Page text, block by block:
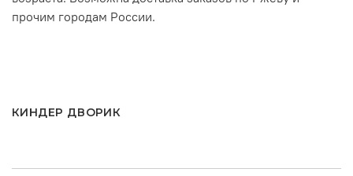
прочим городам России.
КИНДЕР ДВОРИК